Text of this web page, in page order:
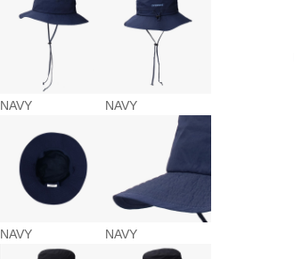
NAVY NAVY
NAVY NAVY